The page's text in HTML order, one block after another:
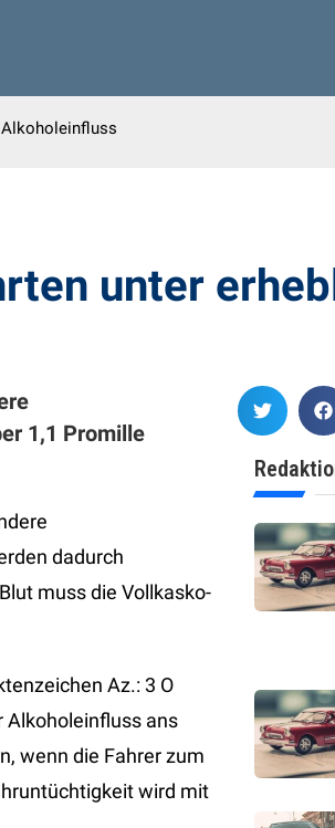
unter
1,1 Promille
dadurch
muss die Vollkasko-
Az.: 3 O
Alkoholeinfluss ans
wenn die Fahrer zum
wird mit